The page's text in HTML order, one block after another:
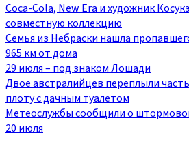
Coca-Cola, New Era и художник
совместную коллекцию
Семья из Небраски нашла
965 км от дома
29 июля – под знаком Лошади
Двое австралийцев переплыли
плоту с дачным туалетом
Метеослужбы сообщили о
20 июля